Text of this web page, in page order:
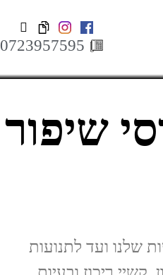
0723957595
שיפור
שלנו ועד לתנועות